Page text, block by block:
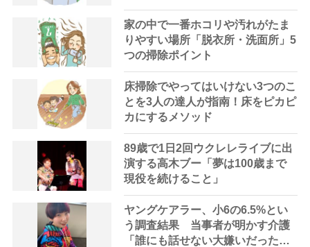
家の中で一番ホコリや汚れがたま
りやすい場所「脱衣所・洗面所」5
つの掃除ポイント
床掃除でやってはいけない3つのこ
とを3人の達人が指南！床をピカピ
カにするメソッド
89歳で1日2回ウクレレライブに出
演する高木ブー「夢は100歳まで
現役を続けること」
ヤングケアラー、小6の6.5%とい
う調査結果 当事者が明かす介護
「誰にも話せない大嫌いだった母